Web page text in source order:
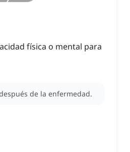
física o mental para
de la enfermedad.